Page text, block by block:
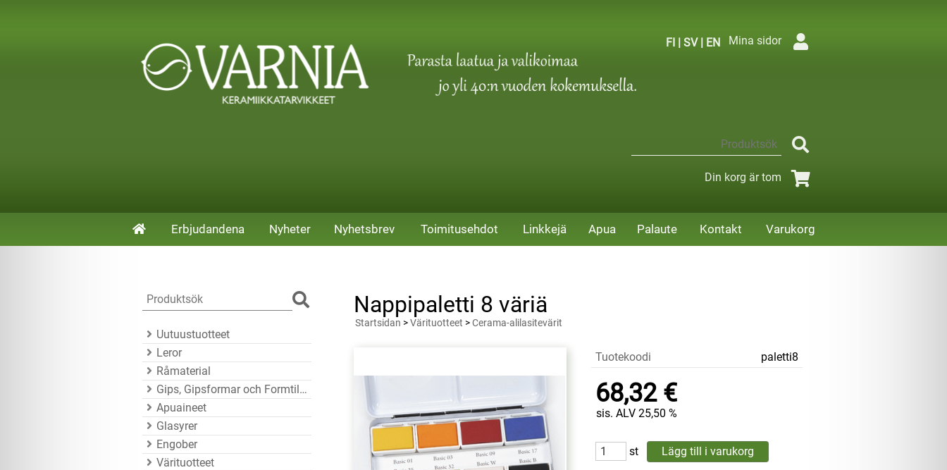
FI | SV| EN Mina sidor
Din korg är tom
Erbjudandena Nyheter Nyhetsbrev Toimitusehdot Linkkejä Apua Palaute Kontakt Varukorg
Uutuustuotteet
Leror
Råmaterial
Gips, Gipsformar och Formtillbehör
Apuaineet
Glasyrer
Engober
Värituotteet
Nappipaletti 8 väriä
Startsidan >Värituotteet >Cerama-alilasitevärit
Tuotekoodi paletti8
68,32 €
sis. ALV 25,50 %
st